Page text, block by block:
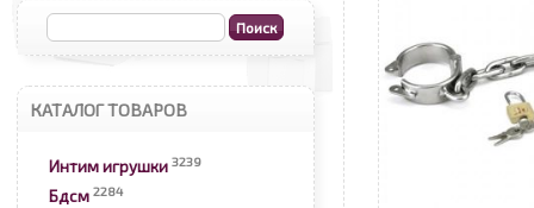
КАТАЛОГ ТОВАРОВ
Интим игрушки 3239
Бдсм 2284